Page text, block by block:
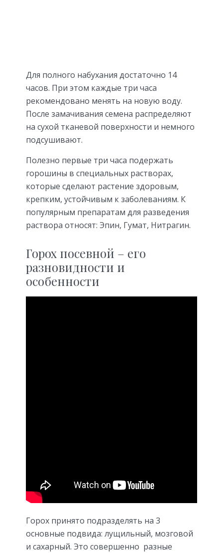
Для полного набухания достаточно 14
часов. При этом каждые три часа
рекомендовано менять на новую воду.
После замачивания семена распределяют
на сухой тканевой поверхности и немного
подсушивают.
Полезно первые три часа подержать
горошины в специальных растворах,
которые сделают растение здоровым,
крепким, устойчивым к заболеваниям. К
популярным препаратам для разведения
раствора относят: Эпин, Гумат, Нитрагин.
Горох посевной – его
разновидности и
особенности
Горох принято подразделять на 3
основные подвида: лущильный, мозговой
и сахарный. Это совершенно разные